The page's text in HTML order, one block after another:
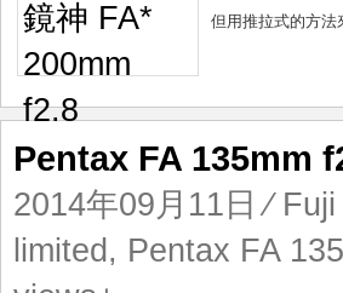
但用推拉式的方
Pentax FA 135mm
2014年09月11日 ⁄
limited , Pentax FA